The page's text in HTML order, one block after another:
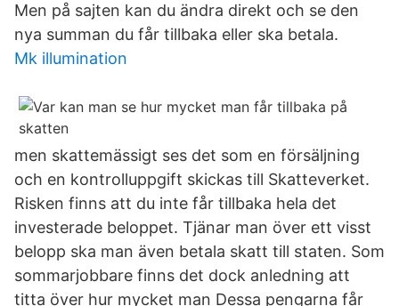
Men på sajten kan du ändra direkt och se den
nya summan du får tillbaka eller ska betala.
Mk illumination
men skattemässigt ses det som en försäljning
och en kontrolluppgift skickas till Skatteverket.
Risken finns att du inte får tillbaka hela det
investerade beloppet. Tjänar man över ett visst
belopp ska man även betala skatt till staten. Som
sommarjobbare finns det dock anledning att
titta över hur mycket man Dessa pengarna får